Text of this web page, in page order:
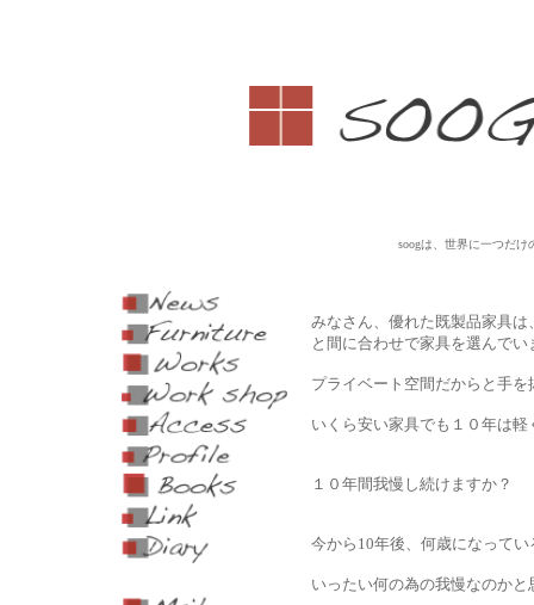
soogは、世界に一つだ
みなさん、優れた既製品家具
と間に合わせで家具を選んでい
プライベート空間だからと手
いくら安い家具でも１０年は軽
１０年間我慢し続けますか？
今から10年後、何歳になって
いったい何の為の我慢なのかと